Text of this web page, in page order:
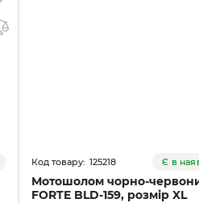
125218 Є в
Мотошолом чорно-
FORTE BLD-159, розмір XL